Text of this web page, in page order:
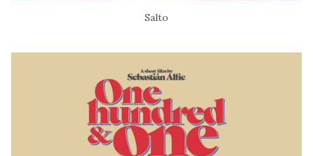
Salto